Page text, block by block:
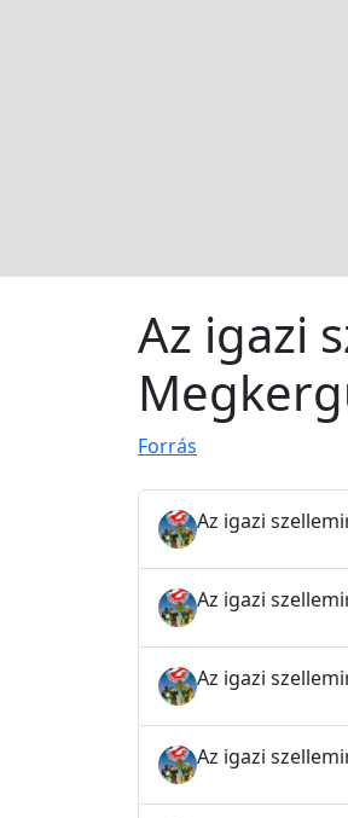
Az igazi
Forrás
Az igazi
Az igazi
Az igazi
Az igazi